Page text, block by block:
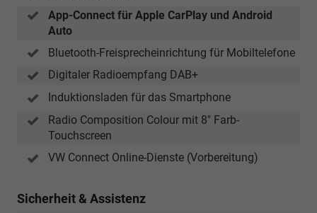
App-Connect für Apple CarPlay und Android
Auto
Bluetooth-Freisprecheinrichtung für Mobiltelefone
Digitaler Radioempfang DAB+
Induktionsladen für das Smartphone
Radio Composition Colour mit 8" Farb-
Touchscreen
VW Connect Online-Dienste (Vorbereitung)
Sicherheit & Assistenz